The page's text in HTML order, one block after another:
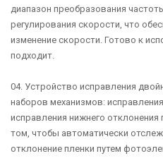
диапазон преобразования
регулирования скорости, что
изменение скорости. Готово к
подходит.
04. Устройство исправления
наборов механизмов:
исправления нижнего отклонения
том, чтобы автоматически
отклонение пленки путем